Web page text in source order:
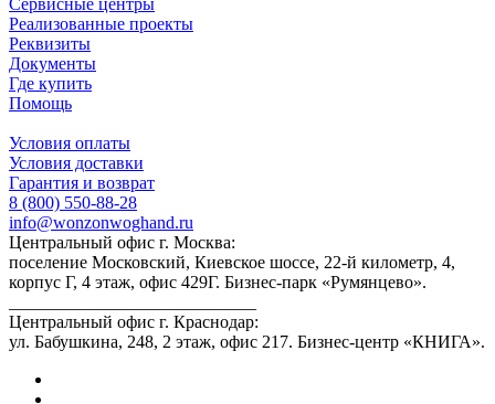
Реализованные проекты
Реквизиты
Документы
Где купить
Помощь
Условия оплаты
Условия доставки
Гарантия и возврат
8 (800) 550-88-28
info@wonzonwoghand.ru
Центральный офис г. Москва:
поселение Московский, Киевское шоссе, 22-й километр, 4,
корпус Г, 4 этаж, офис 429Г. Бизнес-парк «Румянцево».
Центральный офис г. Краснодар:
ул. Бабушкина, 248, 2 этаж, офис 217. Бизнес-центр «КНИГА».